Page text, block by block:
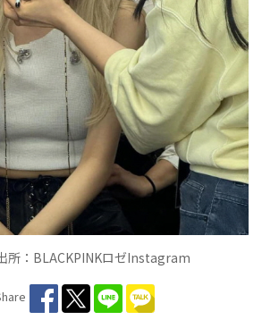
所：BLACKPINKロゼInstagram